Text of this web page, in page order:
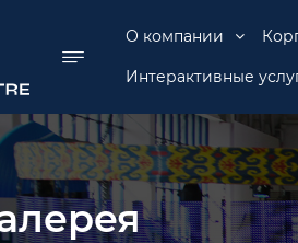
О компании
Интерактивные